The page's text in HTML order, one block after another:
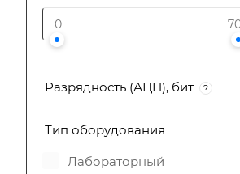
Разрядность (АЦП), бит ?
Тип оборудования
Лабораторный